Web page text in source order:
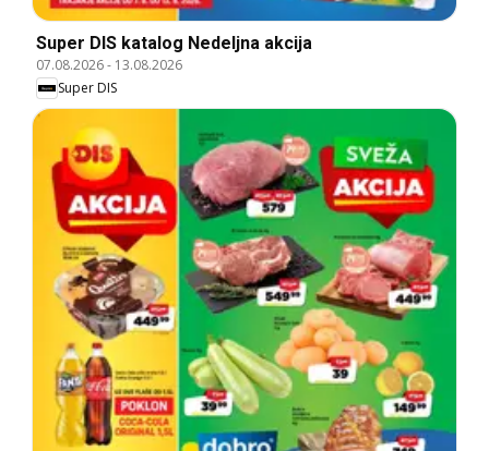
Super DIS katalog Nedeljna akcija
07.08.2026- 13.08.2026
Super DIS